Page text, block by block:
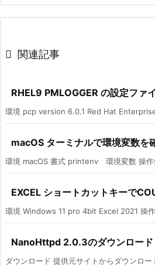
 関連記事
RHEL9 PMLOGGER の設定ファ
環境 pcp version 6.0.1 Red Hat
macOS ターミナルで環境変数を
環境 macOS 書式 printenv 環境変数 操作
EXCEL ショートカットキーで
環境 Windows 11 pro 4bit Excel 2021 操
NanoHttpd 2.0.3のダウンロード
ダウンロード 提供元サイトからダウンロ